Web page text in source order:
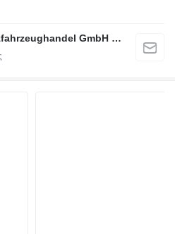
M.O. Baumaschinen & Nutzfahrzeughandel GmbH & CO.